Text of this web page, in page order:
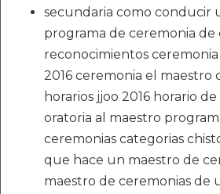
secundaria como conducir
programa de ceremonia
reconocimientos
2016 ceremonia el maestro
horarios jjoo 2016 horario
oratoria al maestro
ceremonias categorias
que hace un maestro de
maestro de ceremonias de